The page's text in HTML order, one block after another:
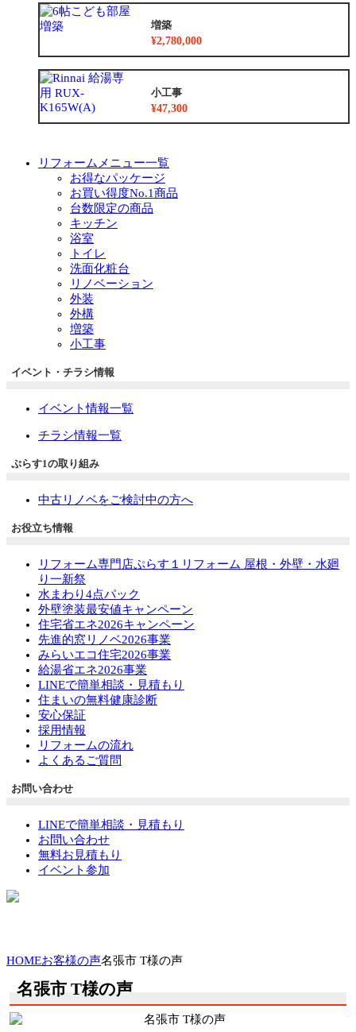
増築
¥2,780,000
小工事
¥47,300
リフォームメニュー一覧
お得なパッケージ
お買い得度No.1商品
台数限定の商品
キッチン
浴室
トイレ
洗面化粧台
リノベーション
外装
外構
増築
小工事
イベント・チラシ情報
イベント情報一覧
チラシ情報一覧
ぷらす1の取り組み
中古リノベをご検討中の方へ
お役立ち情報
リフォーム専門店ぷらす１リフォーム 屋根・外壁・水廻
り一新祭
水まわり4点パック
外壁塗装最安値キャンペーン
住宅省エネ2026キャンペーン
先進的窓リノベ2026事業
みらいエコ住宅2026事業
給湯省エネ2026事業
LINEで簡単相談・見積もり
住まいの無料健康診断
安心保証
採用情報
リフォームの流れ
よくあるご質問
お問い合わせ
LINEで簡単相談・見積もり
お問い合わせ
無料お見積もり
イベント参加
HOMEお客様の声名張市 T様の声
名張市 T様の声